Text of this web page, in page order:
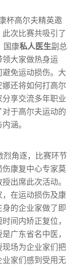
杯高尔夫精英邀
次比赛共吸引了
国康私人医生副总
领大家做热身运
免运动损伤。大
还将如何打高尔
享交流多年职业
于高尔夫运动的
涵。
烈角逐，比赛环节
康复中心专家莫
出席此次活动。
在运动损伤及康
的企业家做了即
间内矫正复位，
广东省名中医，
场为企业家们把
家们感到受用无